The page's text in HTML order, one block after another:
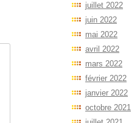
juillet 2022
juin 2022
mai 2022
avril 2022
mars 2022
février 2022
janvier 2022
octobre 2021